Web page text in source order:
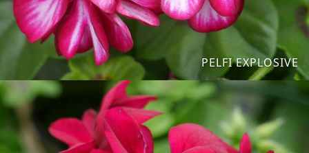
PELFI EXPLOSIVE